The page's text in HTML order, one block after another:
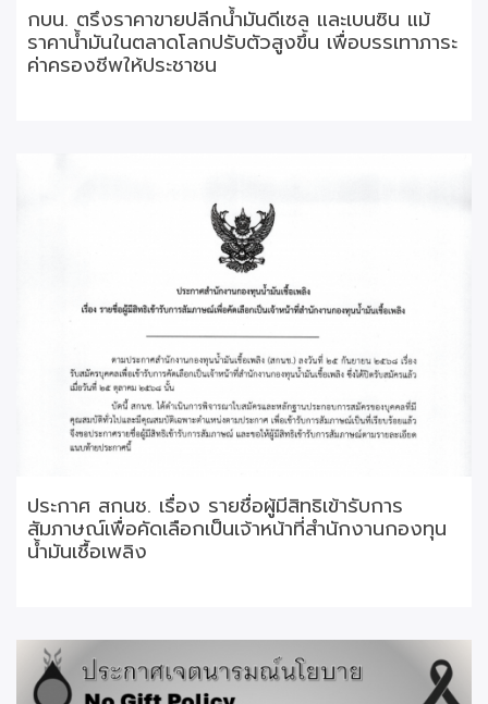
กบน. ตรึงราคาขายปลีกน้ำมันดีเซล และเบนซิน แม้
ราคาน้ำมันในตลาดโลกปรับตัวสูงขึ้น เพื่อบรรเทาภาระ
ค่าครองชีพให้ประชาชน
ประกาศ สกนช. เรื่อง รายชื่อผู้มีสิทธิเข้ารับการ
สัมภาษณ์เพื่อคัดเลือกเป็นเจ้าหน้าที่สำนักงานกองทุน
น้ำมันเชื้อเพลิง